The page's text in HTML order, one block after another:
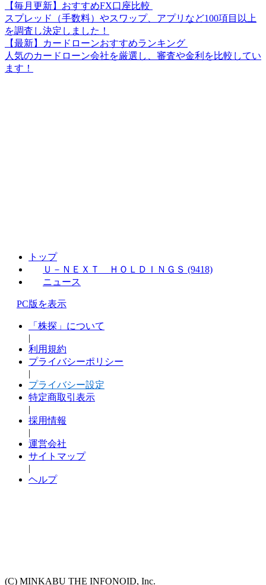
【毎月更新】おすすめFX口座比較
スプレッド（手数料）やスワップ、アプリなど100項目以上
を調査し決定しました！
【最新】カードローンおすすめランキング
人気のカードローン会社を厳選し、審査や金利を比較してい
ます！
トップ
Ｕ－ＮＥＸＴ ＨＯＬＤＩＮＧＳ (9418)
ニュース
PC版を表示
「株探」について
|
利用規約
プライバシーポリシー
|
プライバシー設定
特定商取引表示
|
採用情報
|
運営会社
サイトマップ
|
ヘルプ
(C) MINKABU THE INFONOID, Inc.